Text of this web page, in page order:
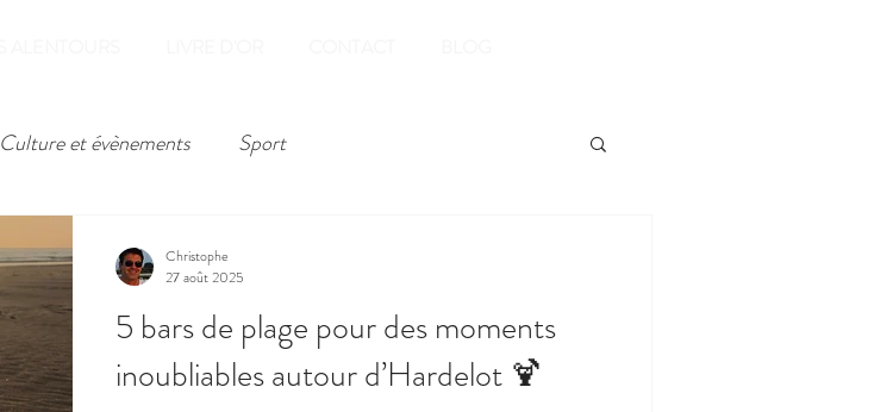
Culture et évènements Sport
5 bars de plage pour des moments
inoubliables autour d’Hardelot 🍹
Christophe
27 août 2025